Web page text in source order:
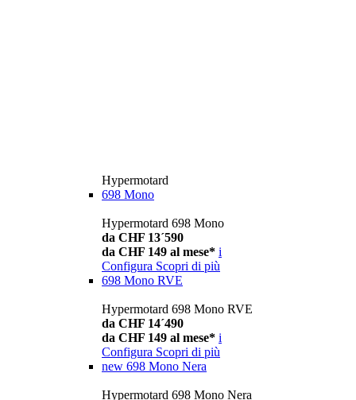
Hypermotard
698 Mono
Hypermotard 698 Mono
da CHF 13´590
da CHF 149 al mese* i
Configura Scopri di più
698 Mono RVE
Hypermotard 698 Mono RVE
da CHF 14´490
da CHF 149 al mese* i
Configura Scopri di più
new 698 Mono Nera
Hypermotard 698 Mono Nera